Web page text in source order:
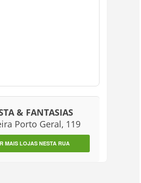
& FANTASIAS
Porto Geral, 119
MAIS LOJAS NESTA RUA